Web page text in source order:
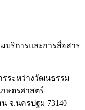
บริการและการสื่อสาร
ระหว่างวัฒนธรรม
ษตรศาสตร์
จ.นครปฐม 73140